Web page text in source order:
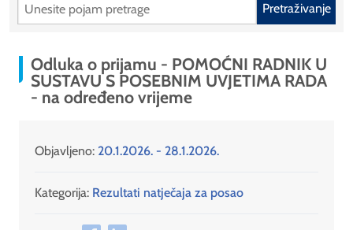
Pretraživanje
Odluka o prijamu - POMOĆNI RADNIK U
SUSTAVU S POSEBNIM UVJETIMA RADA
- na određeno vrijeme
Objavljeno: 20.1.2026. - 28.1.2026.
Kategorija: Rezultati natječaja za posao